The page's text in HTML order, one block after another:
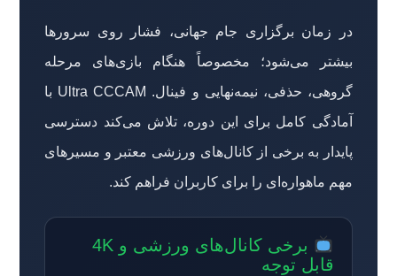
در زمان برگزاری جام جهانی، فشار روی سرورها
بیشتر می‌شود؛ مخصوصاً هنگام بازی‌های مرحله
گروهی، حذفی، نیمه‌نهایی و فینال. Ultra CCCAM با
آمادگی کامل برای این دوره، تلاش می‌کند دسترسی
پایدار به برخی از کانال‌های ورزشی معتبر و مسیرهای
مهم ماهواره‌ای را برای کاربران فراهم کند.
برخی کانال‌های ورزشی و 4K
قابل توجه